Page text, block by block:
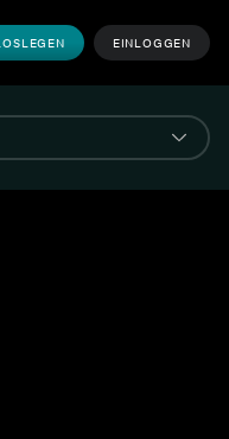
EINLOGGEN